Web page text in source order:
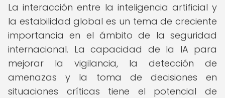
La interacción entre la inteligencia artificial y
la estabilidad global es un tema de creciente
importancia en el ámbito de la seguridad
internacional. La capacidad de la IA para
mejorar la vigilancia, la detección de
amenazas y la toma de decisiones en
situaciones críticas tiene el potencial de